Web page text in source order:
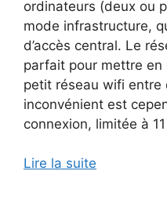
ordinateurs (deux ou
mode infrastructure,
d’accès central. Le
parfait pour mettre
petit réseau wifi entre
inconvénient est
connexion, limitée à
Lire la suite